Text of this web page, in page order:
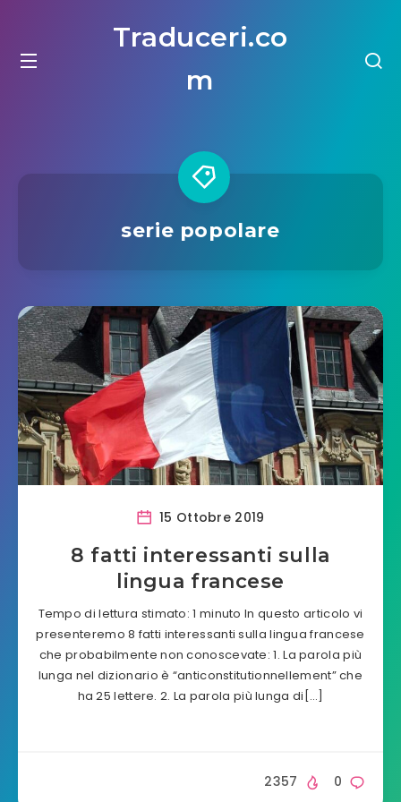
Traduceri.co
m
serie popolare
15 Ottobre 2019
8 fatti interessanti sulla
lingua francese
Tempo di lettura stimato: 1 minuto In questo articolo vi
presenteremo 8 fatti interessanti sulla lingua francese
che probabilmente non conoscevate: 1. La parola più
lunga nel dizionario è “anticonstitutionnellement” che
ha 25 lettere. 2. La parola più lunga di[…]
0
2357